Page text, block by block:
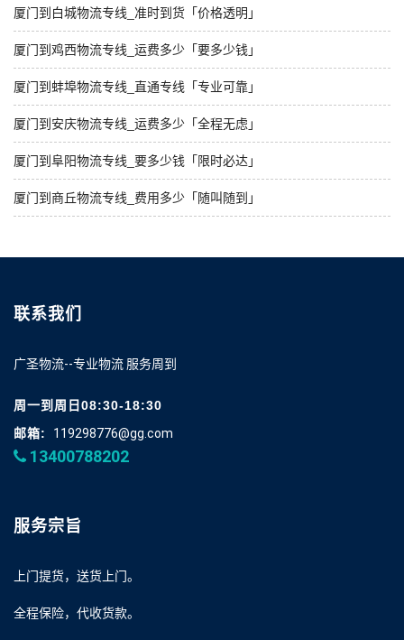
厦门到白城物流专线_准时到货「价格透明」
厦门到鸡西物流专线_运费多少「要多少钱」
厦门到蚌埠物流专线_直通专线「专业可靠」
厦门到安庆物流专线_运费多少「全程无虑」
厦门到阜阳物流专线_要多少钱「限时必达」
厦门到商丘物流专线_费用多少「随叫随到」
联系我们
广圣物流--专业物流 服务周到
周一到周日08:30-18:30
邮箱:
119298776@gg.com
13400788202
服务宗旨
上门提货，送货上门。
全程保险，代收货款。